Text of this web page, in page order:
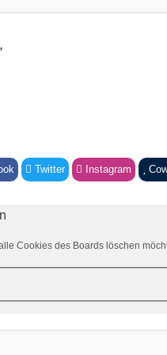
Twitter Instagram
Cookies des Boards löschen